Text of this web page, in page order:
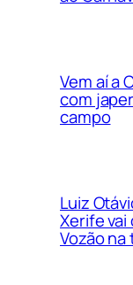
Vem aí a
com
campo
Luiz
Xerife
Vozão